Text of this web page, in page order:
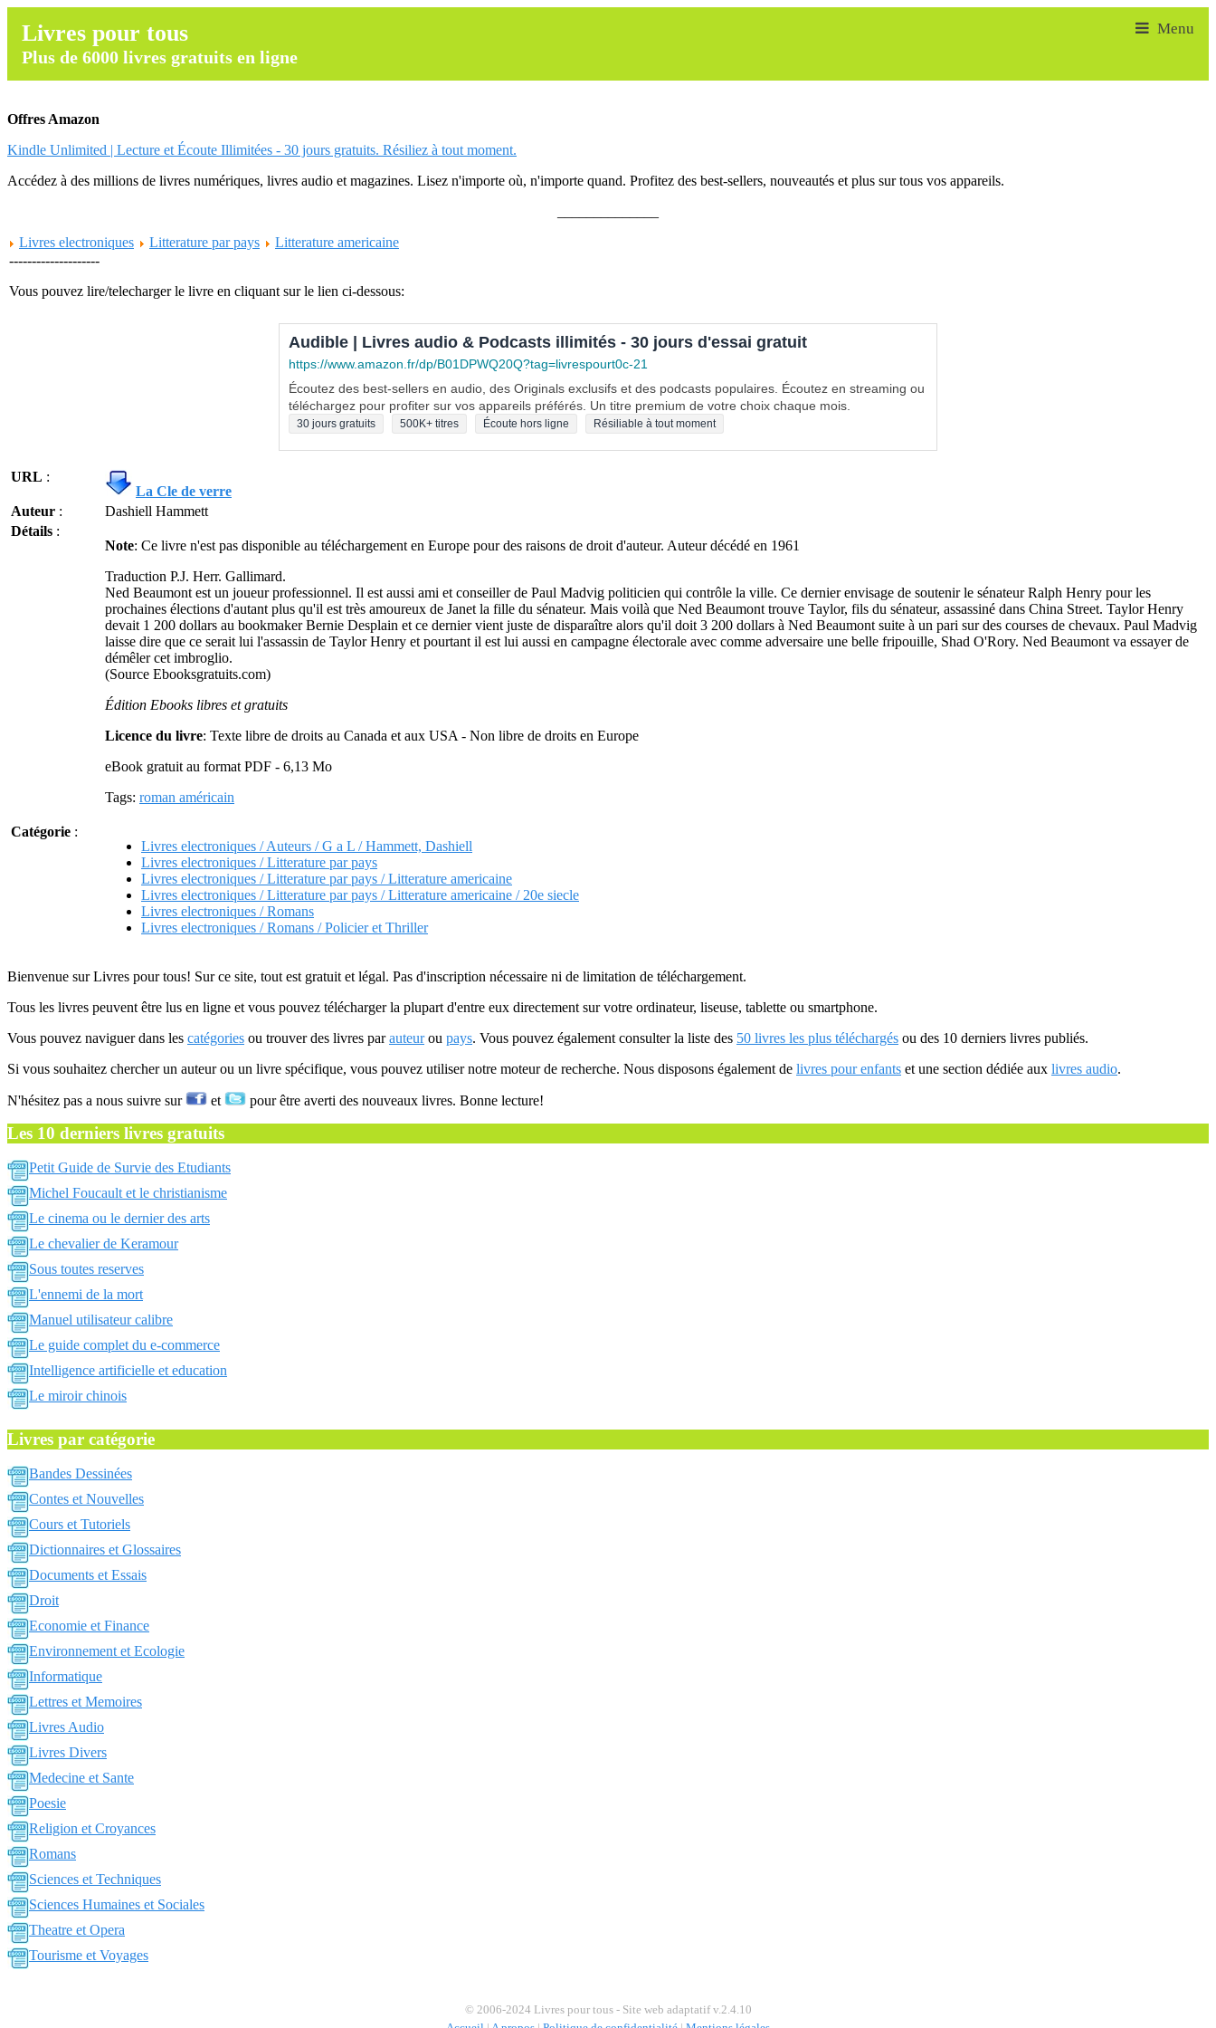
Livres pour tous
Plus de 6000 livres gratuits en ligne
Offres Amazon
Kindle Unlimited | Lecture et Écoute Illimitées - 30 jours gratuits. Résiliez à tout moment.
Accédez à des millions de livres numériques, livres audio et magazines. Lisez n'importe où, n'importe quand. Profitez des best-sellers, nouveautés et plus sur tous vos appareils.
Livres electroniques
Litterature par pays
Litterature americaine
--------------------
Vous pouvez lire/telecharger le livre en cliquant sur le lien ci-dessous:
Audible | Livres audio & Podcasts illimités - 30 jours d'essai gratuit
https://www.amazon.fr/dp/B01DPWQ20Q?tag=livrespourt0c-21
Écoutez des best-sellers en audio, des Originals exclusifs et des podcasts populaires. Écoutez en streaming ou
téléchargez pour profiter sur vos appareils préférés. Un titre premium de votre choix chaque mois.
30 jours gratuits 500K+ titres Écoute hors ligne Résiliable à tout moment
URL :
La Cle de verre
Auteur :
Dashiell Hammett
Détails :
Note: Ce livre n'est pas disponible au téléchargement en Europe pour des raisons de droit d'auteur. Auteur décédé en 1961
Traduction P.J. Herr. Gallimard.
Ned Beaumont est un joueur professionnel. Il est aussi ami et conseiller de Paul Madvig politicien qui contrôle la ville. Ce dernier envisage de soutenir le sénateur Ralph Henry pour les
prochaines élections d'autant plus qu'il est très amoureux de Janet la fille du sénateur. Mais voilà que Ned Beaumont trouve Taylor, fils du sénateur, assassiné dans China Street. Taylor Henry
devait 1 200 dollars au bookmaker Bernie Desplain et ce dernier vient juste de disparaître alors qu'il doit 3 200 dollars à Ned Beaumont suite à un pari sur des courses de chevaux. Paul Madvig
laisse dire que ce serait lui l'assassin de Taylor Henry et pourtant il est lui aussi en campagne électorale avec comme adversaire une belle fripouille, Shad O'Rory. Ned Beaumont va essayer de
démêler cet imbroglio.
(Source Ebooksgratuits.com)
Édition Ebooks libres et gratuits
Licence du livre: Texte libre de droits au Canada et aux USA - Non libre de droits en Europe
eBook gratuit au format PDF - 6,13 Mo
Tags: roman américain
Catégorie :
Livres electroniques / Auteurs / G a L / Hammett, Dashiell
Livres electroniques / Litterature par pays
Livres electroniques / Litterature par pays / Litterature americaine
Livres electroniques / Litterature par pays / Litterature americaine / 20e siecle
Livres electroniques / Romans
Livres electroniques / Romans / Policier et Thriller
Bienvenue sur Livres pour tous! Sur ce site, tout est gratuit et légal. Pas d'inscription nécessaire ni de limitation de téléchargement.
Tous les livres peuvent être lus en ligne et vous pouvez télécharger la plupart d'entre eux directement sur votre ordinateur, liseuse, tablette ou smartphone.
Vous pouvez naviguer dans les catégories ou trouver des livres parauteurou pays. Vous pouvez également consulter la liste des 50 livres les plus téléchargés ou des 10 derniers livres publiés.
Si vous souhaitez chercher un auteur ou un livre spécifique, vous pouvez utiliser notre moteur de recherche. Nous disposons également de livres pour enfants et une section dédiée aux livres audio.
N'hésitez pas a nous suivre sur et pour être averti des nouveaux livres. Bonne lecture!
Les 10 derniers livres gratuits
Petit Guide de Survie des Etudiants
Michel Foucault et le christianisme
Le cinema ou le dernier des arts
Le chevalier de Keramour
Sous toutes reserves
L'ennemi de la mort
Manuel utilisateur calibre
Le guide complet du e-commerce
Intelligence artificielle et education
Le miroir chinois
Livres par catégorie
Bandes Dessinées
Contes et Nouvelles
Cours et Tutoriels
Dictionnaires et Glossaires
Documents et Essais
Droit
Economie et Finance
Environnement et Ecologie
Informatique
Lettres et Memoires
Livres Audio
Livres Divers
Medecine et Sante
Poesie
Religion et Croyances
Romans
Sciences et Techniques
Sciences Humaines et Sociales
Theatre et Opera
Tourisme et Voyages
© 2006-2024 Livres pour tous - Site web adaptatif v.2.4.10